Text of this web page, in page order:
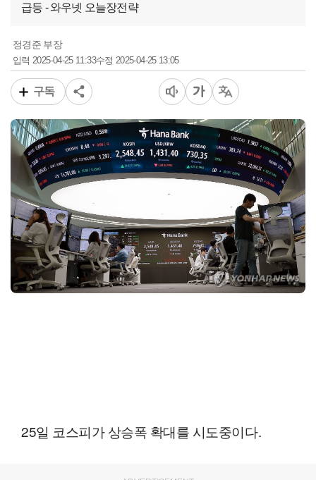
급등 - 와우넷 오늘장전략
정경준 부장
입력2025-04-25 11:33수정 2025-04-25 13:05
구독
25일 코스피가 상승폭 확대를 시도중이다.